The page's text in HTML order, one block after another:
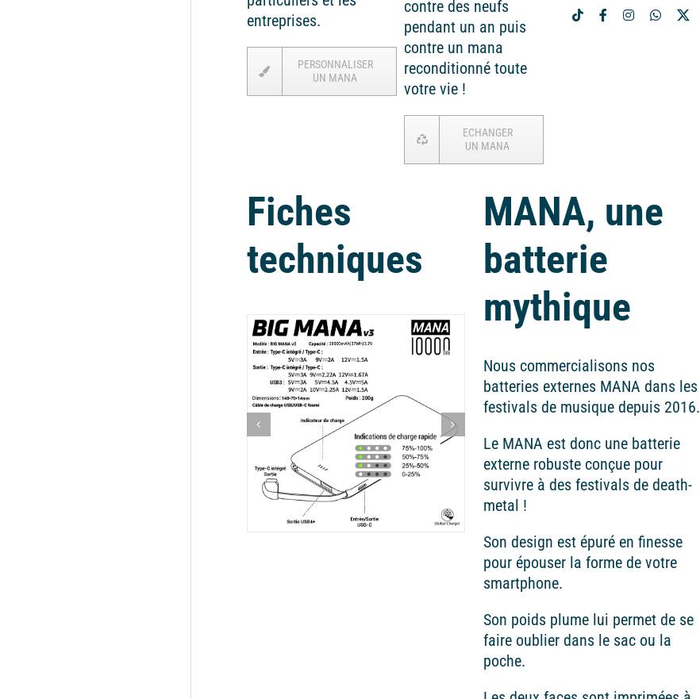
entreprises.
PERSONNALISER
UN MANA
contre des neufs
pendant un an puis
contre un mana
reconditionné toute
votre vie !
ECHANGER
UN MANA
Fiches
techniques
MANA, une
batterie
mythique
Nous commercialisons nos
batteries externes MANA dans les
festivals de musique depuis 2016.
Le MANA est donc une batterie
externe robuste conçue pour
survivre à des festivals de death-
metal !
Son design est épuré en finesse
pour épouser la forme de votre
smartphone.
Son poids plume lui permet de se
faire oublier dans le sac ou la
poche.